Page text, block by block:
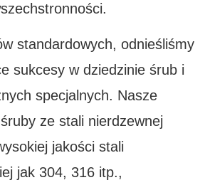
standardowych, odnieśliśmy
sukcesy w dziedzinie śrub i
specjalnych. Nasze
ze stali nierdzewnej
jakości stali
jak 304, 316 itp.,